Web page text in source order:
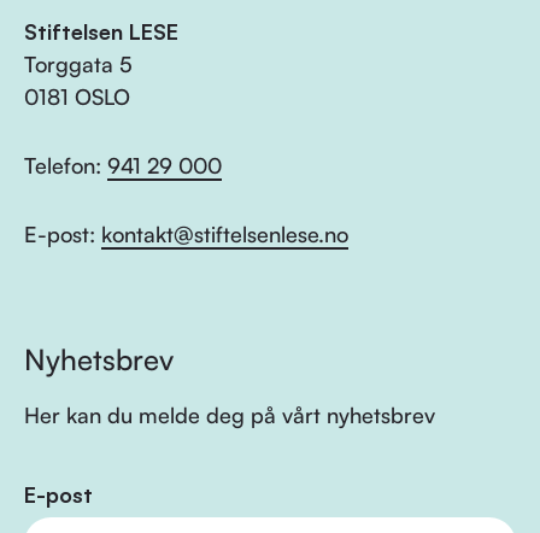
Stiftelsen LESE
Torggata 5
0181 OSLO
Telefon: 941 29 000
E-post: kontakt@stiftelsenlese.no
Nyhetsbrev
Her kan du melde deg på vårt nyhetsbrev
E-post